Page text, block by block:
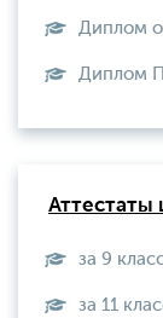
Диплом о
Диплом
Аттестаты
за 9
за 11